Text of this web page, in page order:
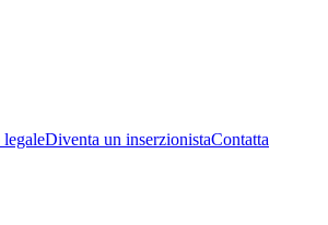
Diventa un inserzionistaContatta